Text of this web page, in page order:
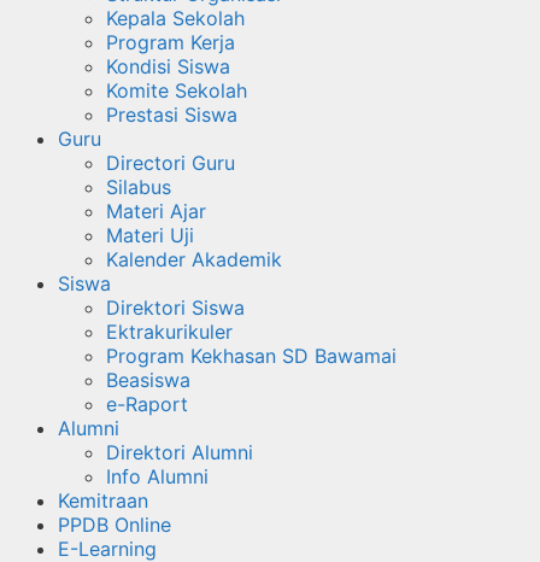
Kepala Sekolah
Program Kerja
Kondisi Siswa
Komite Sekolah
Prestasi Siswa
Guru
Directori Guru
Silabus
Materi Ajar
Materi Uji
Kalender Akademik
Siswa
Direktori Siswa
Ektrakurikuler
Program Kekhasan SD Bawamai
Beasiswa
e-Raport
Alumni
Direktori Alumni
Info Alumni
Kemitraan
PPDB Online
E-Learning